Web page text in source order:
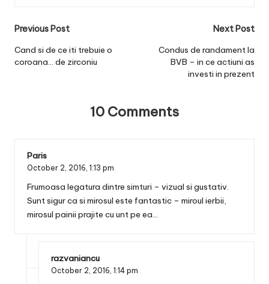
Post
navigation
Previous Post
Cand si de ce iti trebuie o
coroana… de zirconiu
Next Post
Condus de randament la
BVB – in ce actiuni as
investi in prezent
10 Comments
Paris
October 2, 2016, 1:13 pm
Frumoasa legatura dintre simturi – vizual si gustativ.
Sunt sigur ca si mirosul este fantastic – miroul ierbii,
mirosul painii prajite cu unt pe ea…
razvaniancu
October 2, 2016, 1:14 pm